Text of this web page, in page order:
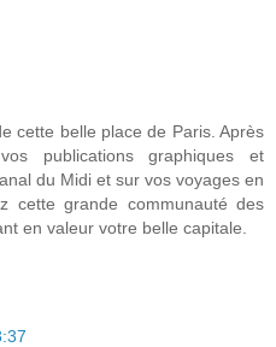
cette belle place de Paris. Après
publications graphiques et
du Midi et sur vos voyages en
cette grande communauté des
en valeur votre belle capitale.